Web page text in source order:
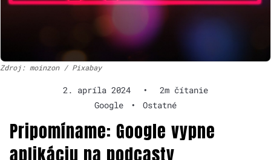
Zdroj: moinzon / Pixabay
2. apríla 2024 •
2m čítanie
Google
• Ostatné
Pripomíname: Google vypne
aplikáciu na podcasty